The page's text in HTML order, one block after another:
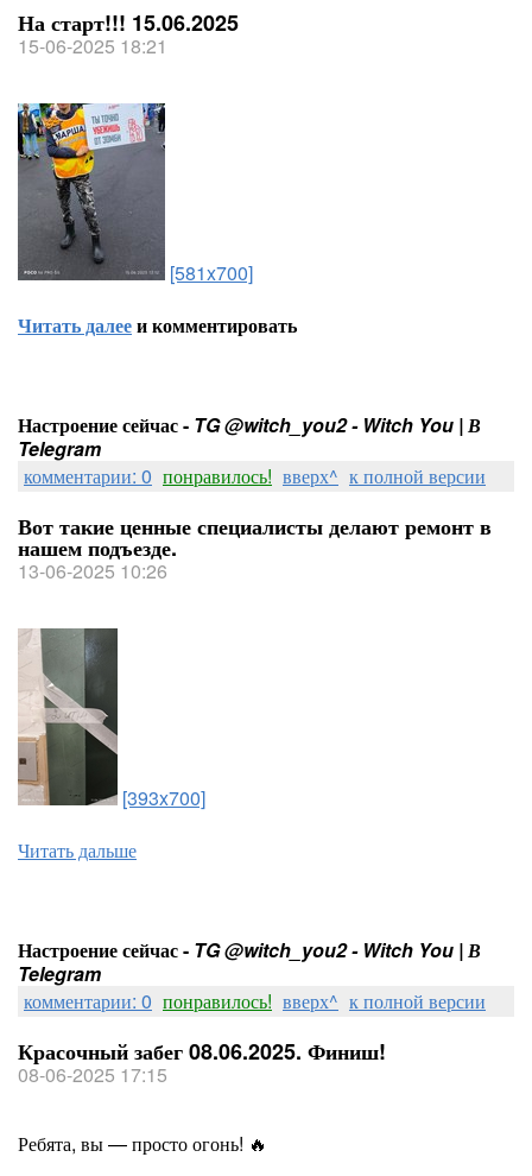
На старт!!! 15.06.2025
15-06-2025 18:21
[581x700]
Читать далееи комментировать
Настроение сейчас - TG @witch_you2 - Witch You | В
Telegram
комментарии: 0 понравилось! вверх^ к полной версии
Вот такие ценные специалисты делают ремонт в
нашем подъезде.
13-06-2025 10:26
[393x700]
Читать дальше
Настроение сейчас - TG @witch_you2 - Witch You | В
Telegram
комментарии: 0 понравилось! вверх^ к полной версии
Красочный забег 08.06.2025. Финиш!
08-06-2025 17:15
Ребята, вы — просто огонь! 🔥